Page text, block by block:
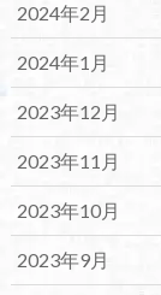
2024年2月
2024年1月
2023年12月
2023年11月
2023年10月
2023年9月